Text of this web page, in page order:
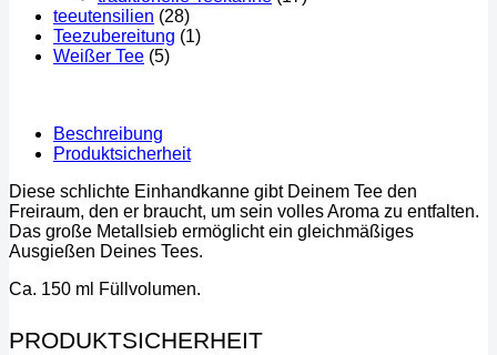
teeutensilien (28)
Teezubereitung (1)
Weißer Tee (5)
Beschreibung
Produktsicherheit
Diese schlichte Einhandkanne gibt Deinem Tee den
Freiraum, den er braucht, um sein volles Aroma zu entfalten.
Das große Metallsieb ermöglicht ein gleichmäßiges
Ausgießen Deines Tees.
Ca. 150 ml Füllvolumen.
PRODUKTSICHERHEIT